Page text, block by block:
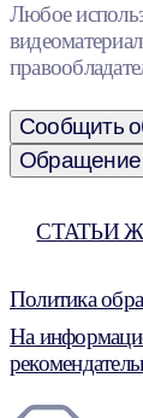
Любое
Сообщить
Обращение
СТАТЬИ
Политика
На